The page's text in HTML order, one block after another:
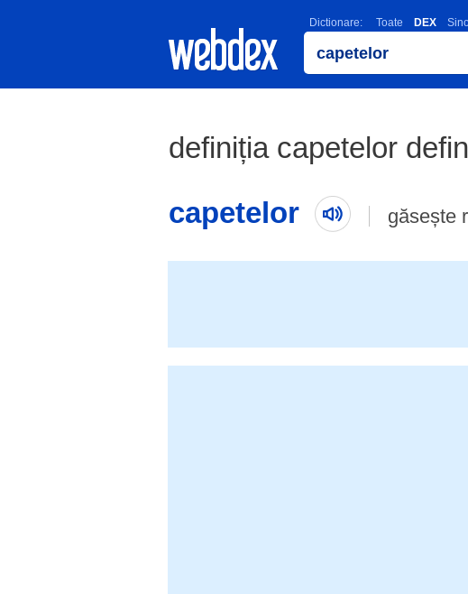
Dictionare: Toate DEX
definiția capetelor
capetelor
găsește